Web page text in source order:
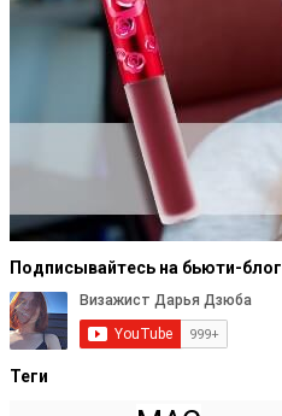
Подписывайтесь на бьюти-блог
Теги